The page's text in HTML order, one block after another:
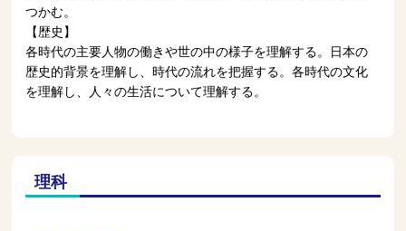
つかむ。
【歴史】
各時代の主要人物の働きや世の中の様子を理解する。日本の
歴史的背景を理解し、時代の流れを把握する。各時代の文化
を理解し、人々の生活について理解する。
理科